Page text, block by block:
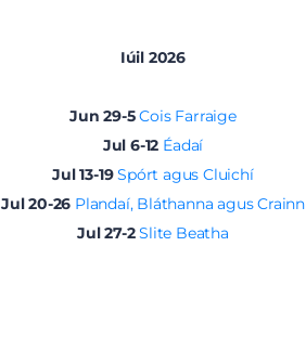
Iúil 2026
Jun 29-5 Cois Farraige
Jul 6-12 Éadaí
Jul 13-19 Spórt agus Cluichí
Jul 20-26 Plandaí, Bláthanna agus Crainn
Jul 27-2 Slite Beatha